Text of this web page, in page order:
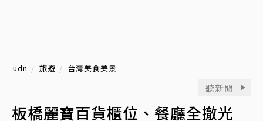
udn 旅遊 台灣美食美景
聽新聞
板橋麗寶百貨櫃位、餐廳全撤光